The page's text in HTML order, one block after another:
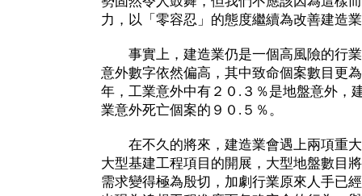
力，以「零容忍」的態度繼續為改善建造
事實上，建造業仍是一個高風險的行業
意外數字依然偏高，其中致命個案數目更
年，工業意外中有２０.３％是地盤意外，
業意外死亡個案的９０.５％。
在不久的將來，建造業會遇上兩項重大
大型基建工程項目的開展，大型地盤數目
需求變得極為殷切，加劇行業原來人手已